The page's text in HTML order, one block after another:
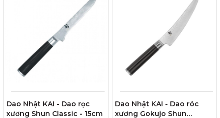
Dao Nhật KAI - Dao rọc
xương Shun Classic - 15cm
Dao Nhật KAI - Dao róc
xương Gokujo Shun